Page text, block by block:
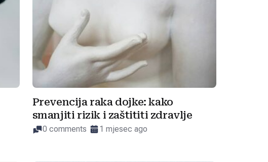
Prevencija raka dojke: kako
smanjiti rizik i zaštititi zdravlje
0 comments 1 mjesec ago